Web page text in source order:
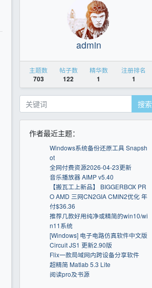
admin
主题数
703
帖子数
122
精华数
1
注册排名
1
搜索
作者最近主题：
Windows系统备份还原工具 Snapsh
ot
全网付费资源2026-04-23更新
音乐播放器 AIMP v5.40
【搬瓦工上新品】 BIGGERBOX PR
O AMD 三网CN2GIA CMIN2优化 年
付$36.36
推荐几款好用纯净或精简的win10/wi
n11系统
[Windows] 电子电路仿真软件中文版
Circuit JS1 更新2.90版
Flix一款局域网内跨设备分享软件
超精简 Matlab 5.3 Lite
阅读pro及书源